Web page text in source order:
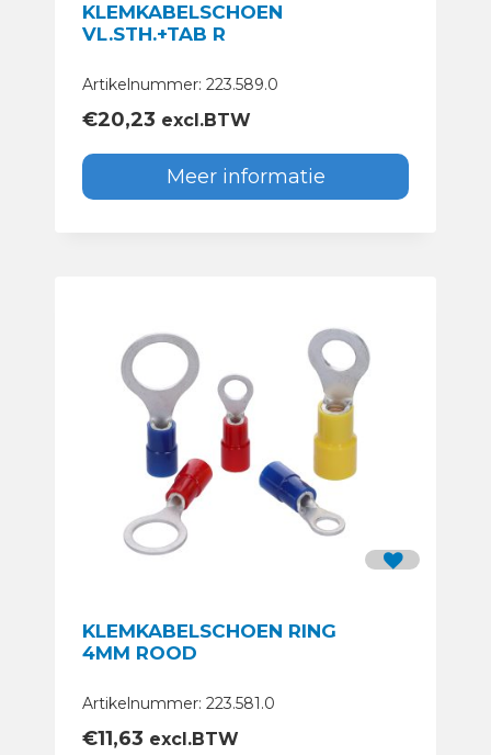
KLEMKABELSCHOEN
VL.STH.+TAB R
Artikelnummer: 223.589.0
€20,23 excl.BTW
Meer informatie
KLEMKABELSCHOEN RING
4MM ROOD
Artikelnummer: 223.581.0
€11,63 excl.BTW